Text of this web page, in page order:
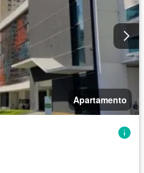
Apartamento